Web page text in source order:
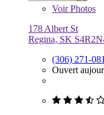
VoirPhotos
178 Albert St
Regina, SK
(306) 271-
Ouvert